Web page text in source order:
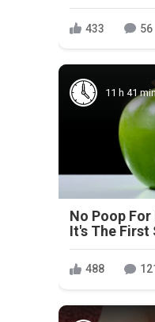
433 56
11 h 41
No Poop For
It's The First
488